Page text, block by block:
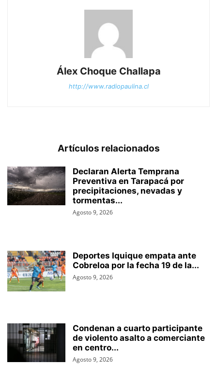
Álex Choque Challapa
http://www.radiopaulina.cl
Artículos relacionados
Declaran Alerta Temprana
Preventiva en Tarapacá por
precipitaciones, nevadas y
tormentas...
Agosto 9, 2026
Deportes Iquique empata ante
Cobreloa por la fecha 19 de la...
Agosto 9, 2026
Condenan a cuarto participante
de violento asalto a comerciante
en centro...
Agosto 9, 2026